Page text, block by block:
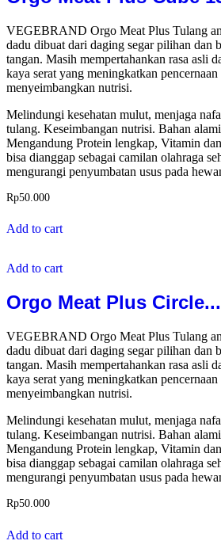
VEGEBRAND Orgo Meat Plus Tulang
dadu dibuat dari daging segar pilihan dan
tangan. Masih mempertahankan rasa asli
kaya serat yang meningkatkan pencernaan
menyeimbangkan nutrisi.
Melindungi kesehatan mulut, menjaga
tulang. Keseimbangan nutrisi. Bahan
Mengandung Protein lengkap, Vitamin
bisa dianggap sebagai camilan olahraga
mengurangi penyumbatan usus pada
Rp50.000
Add to cart
Add to cart
Orgo Meat Plus Circle...
VEGEBRAND Orgo Meat Plus Tulang
dadu dibuat dari daging segar pilihan dan
tangan. Masih mempertahankan rasa asli
kaya serat yang meningkatkan pencernaan
menyeimbangkan nutrisi.
Melindungi kesehatan mulut, menjaga
tulang. Keseimbangan nutrisi. Bahan
Mengandung Protein lengkap, Vitamin
bisa dianggap sebagai camilan olahraga
mengurangi penyumbatan usus pada
Rp50.000
Add to cart